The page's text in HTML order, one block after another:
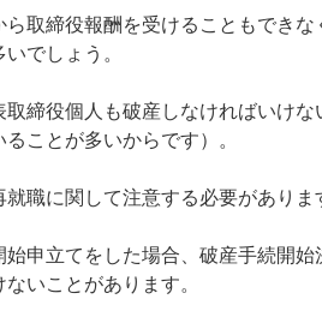
取締役報酬を受けることもでき
でしょう。
締役個人も破産しなければいけ
ことが多いからです）。
職に関して注意する必要がありま
申立てをした場合、破産手続開
いことがあります。